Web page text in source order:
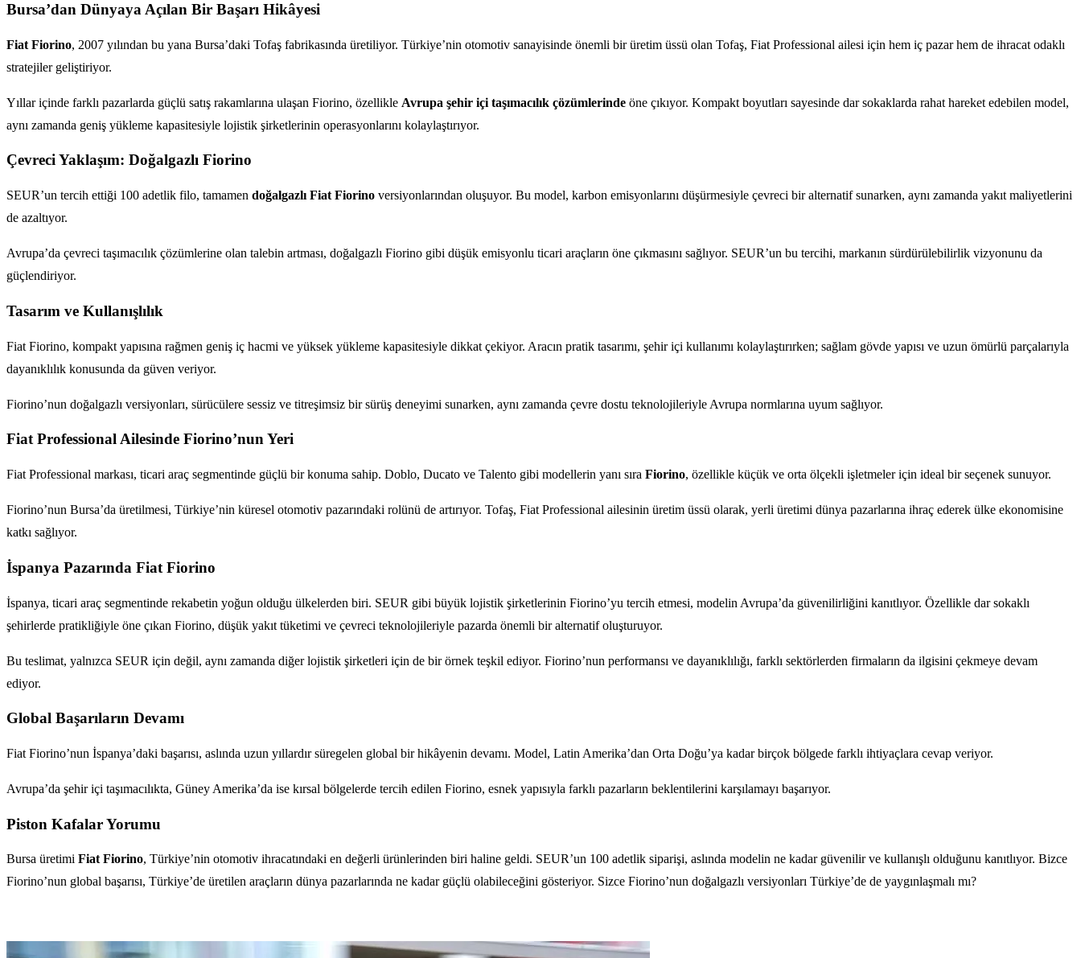
Bursa’dan Dünyaya Açılan Bir Başarı Hikâyesi
Fiat Fiorino, 2007 yılından bu yana Bursa’daki Tofaş fabrikasında üretiliyor. Türkiye’nin otomotiv sanayisinde önemli bir üretim üssü olan Tofaş, Fiat Professional ailesi için hem iç pazar hem de ihracat odaklı
stratejiler geliştiriyor.
Yıllar içinde farklı pazarlarda güçlü satış rakamlarına ulaşan Fiorino, özellikle Avrupa şehir içi taşımacılık çözümlerinde öne çıkıyor. Kompakt boyutları sayesinde dar sokaklarda rahat hareket edebilen model,
aynı zamanda geniş yükleme kapasitesiyle lojistik şirketlerinin operasyonlarını kolaylaştırıyor.
Çevreci Yaklaşım: Doğalgazlı Fiorino
SEUR’un tercih ettiği 100 adetlik filo, tamamen doğalgazlı Fiat Fiorino versiyonlarından oluşuyor. Bu model, karbon emisyonlarını düşürmesiyle çevreci bir alternatif sunarken, aynı zamanda yakıt maliyetlerini
de azaltıyor.
Avrupa’da çevreci taşımacılık çözümlerine olan talebin artması, doğalgazlı Fiorino gibi düşük emisyonlu ticari araçların öne çıkmasını sağlıyor. SEUR’un bu tercihi, markanın sürdürülebilirlik vizyonunu da
güçlendiriyor.
Tasarım ve Kullanışlılık
Fiat Fiorino, kompakt yapısına rağmen geniş iç hacmi ve yüksek yükleme kapasitesiyle dikkat çekiyor. Aracın pratik tasarımı, şehir içi kullanımı kolaylaştırırken; sağlam gövde yapısı ve uzun ömürlü parçalarıyla
dayanıklılık konusunda da güven veriyor.
Fiorino’nun doğalgazlı versiyonları, sürücülere sessiz ve titreşimsiz bir sürüş deneyimi sunarken, aynı zamanda çevre dostu teknolojileriyle Avrupa normlarına uyum sağlıyor.
Fiat Professional Ailesinde Fiorino’nun Yeri
Fiat Professional markası, ticari araç segmentinde güçlü bir konuma sahip. Doblo, Ducato ve Talento gibi modellerin yanı sıra Fiorino, özellikle küçük ve orta ölçekli işletmeler için ideal bir seçenek sunuyor.
Fiorino’nun Bursa’da üretilmesi, Türkiye’nin küresel otomotiv pazarındaki rolünü de artırıyor. Tofaş, Fiat Professional ailesinin üretim üssü olarak, yerli üretimi dünya pazarlarına ihraç ederek ülke ekonomisine
katkı sağlıyor.
İspanya Pazarında Fiat Fiorino
İspanya, ticari araç segmentinde rekabetin yoğun olduğu ülkelerden biri. SEUR gibi büyük lojistik şirketlerinin Fiorino’yu tercih etmesi, modelin Avrupa’da güvenilirliğini kanıtlıyor. Özellikle dar sokaklı
şehirlerde pratikliğiyle öne çıkan Fiorino, düşük yakıt tüketimi ve çevreci teknolojileriyle pazarda önemli bir alternatif oluşturuyor.
Bu teslimat, yalnızca SEUR için değil, aynı zamanda diğer lojistik şirketleri için de bir örnek teşkil ediyor. Fiorino’nun performansı ve dayanıklılığı, farklı sektörlerden firmaların da ilgisini çekmeye devam
ediyor.
Global Başarıların Devamı
Fiat Fiorino’nun İspanya’daki başarısı, aslında uzun yıllardır süregelen global bir hikâyenin devamı. Model, Latin Amerika’dan Orta Doğu’ya kadar birçok bölgede farklı ihtiyaçlara cevap veriyor.
Avrupa’da şehir içi taşımacılıkta, Güney Amerika’da ise kırsal bölgelerde tercih edilen Fiorino, esnek yapısıyla farklı pazarların beklentilerini karşılamayı başarıyor.
Piston Kafalar Yorumu
Bursa üretimi Fiat Fiorino, Türkiye’nin otomotiv ihracatındaki en değerli ürünlerinden biri haline geldi. SEUR’un 100 adetlik siparişi, aslında modelin ne kadar güvenilir ve kullanışlı olduğunu kanıtlıyor. Bizce
Fiorino’nun global başarısı, Türkiye’de üretilen araçların dünya pazarlarında ne kadar güçlü olabileceğini gösteriyor. Sizce Fiorino’nun doğalgazlı versiyonları Türkiye’de de yaygınlaşmalı mı?